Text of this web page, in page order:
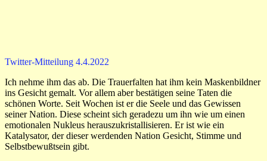
Twitter-Mitteilung 4.4.2022
Ich nehme ihm das ab. Die Trauerfalten hat ihm kein Maskenbildner
ins Gesicht gemalt. Vor allem aber bestätigen seine Taten die
schönen Worte. Seit Wochen ist er die Seele und das Gewissen
seiner Nation. Diese scheint sich geradezu um ihn wie um einen
emotionalen Nukleus herauszukristallisieren. Er ist wie ein
Katalysator, der dieser werdenden Nation Gesicht, Stimme und
Selbstbewußtsein gibt.